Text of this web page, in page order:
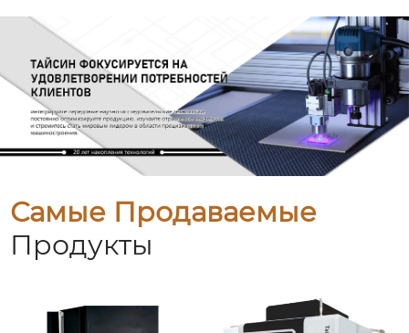
Самые Продаваемые
Продукты